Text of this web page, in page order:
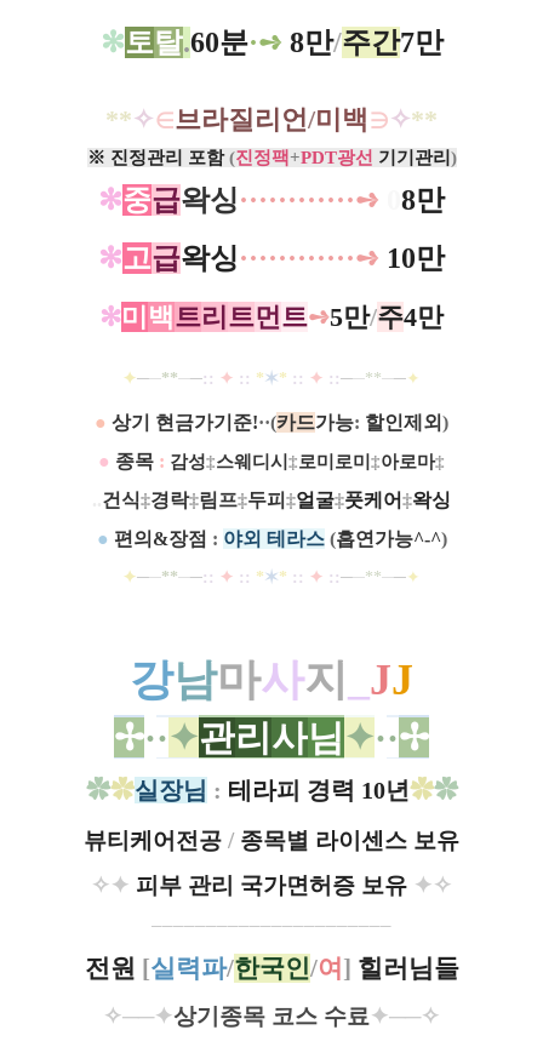
✻토탈.60분·➺ 8만/주간7만
**✧∈브라질리언/미백∋✧**
※ 진정관리 포함(진정팩+PDT광선 기기관리 )
✻중급왁싱············➺
8만
✻고급왁싱············➺ 10만
✻미 백트리 트먼트➺5만/주4만
✦──**──:: ✦ :: *✶* :: ✦ ::──**──✦
● 상기 현금가기준!··(카드가능: 할인제외 )​
● 종목 : 감성‡스웨디시 ‡로미로미 ‡아로마‡
건식‡경락‡림프‡두피 ‡얼굴‡풋케어‡왁싱
● 편의&장점 : 야외 테라스(흡연가능^-^)
✦──**──:: ✦ :: *✶* :: ✦ ::──**──✦
강남마사지 JJ
✢··✦관리 사님✦··✢
✿✿실장님 : 테라피 경력 10년✿✿
뷰티케어전공 / 종목별 라이센스 보유
✧✦ 피부 관리 국가면허증 보유 ✦✧
​─​─​─​─​─​─​─​─​─​─​─​─​─​─​─​─​─​─​─​─​─​─
전원 [실력파/한국인/여 ] 힐러님들
✧──✦상기종목 코스 수료✦──✧